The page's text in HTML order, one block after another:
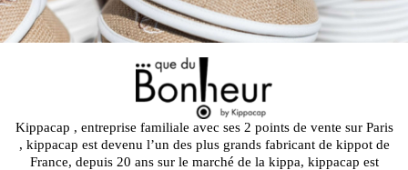
Kippacap , entreprise familiale avec ses 2 points de vente sur Paris
, kippacap est devenu l’un des plus grands fabricant de kippot de
France, depuis 20 ans sur le marché de la kippa, kippacap est